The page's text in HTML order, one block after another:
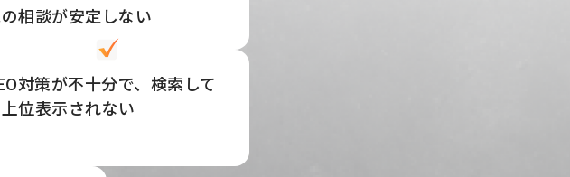
相談が安定しない
対策が不十分で、検索して
位表示されない